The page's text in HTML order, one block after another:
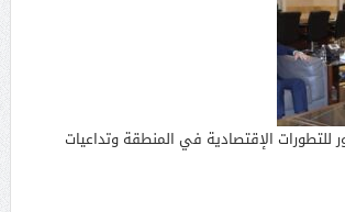
للتطورات الإقتصادية في المنطقة وتداعيات